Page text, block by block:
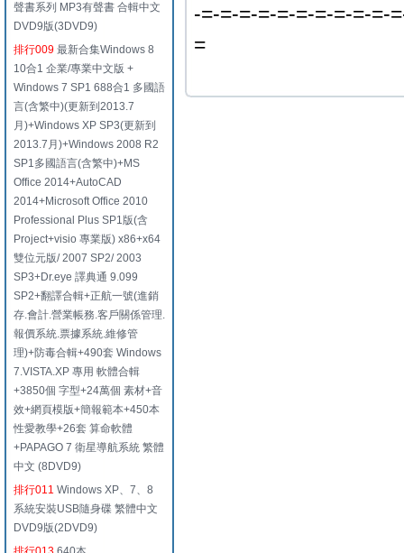
聲書系列 MP3有聲書 合輯中文
DVD9版(3DVD9)
排行009 最新合集Windows 8
10合1 企業/專業中文版 +
Windows 7 SP1 688合1 多國語
言(含繁中)(更新到2013.7
月)+Windows XP SP3(更新到
2013.7月)+Windows 2008 R2
SP1多國語言(含繁中)+MS
Office 2014+AutoCAD
2014+Microsoft Office 2010
Professional Plus SP1版(含
Project+visio 專業版) x86+x64
雙位元版/ 2007 SP2/ 2003
SP3+Dr.eye 譯典通 9.099
SP2+翻譯合輯+正航一號(進銷
存.會計.營業帳務.客戶關係管理.
報價系統.票據系統.維修管
理)+防毒合輯+490套 Windows
7.VISTA.XP 專用 軟體合輯
+3850個 字型+24萬個 素材+音
效+網頁模版+簡報範本+450本
性愛教學+26套 算命軟體
+PAPAGO 7 衛星導航系統 繁體
中文 (8DVD9)
排行011 Windows XP、7、8
系統安裝USB隨身碟 繁體中文
DVD9版(2DVD9)
-=-=-=-=-=-=-=-=-=-=-
=